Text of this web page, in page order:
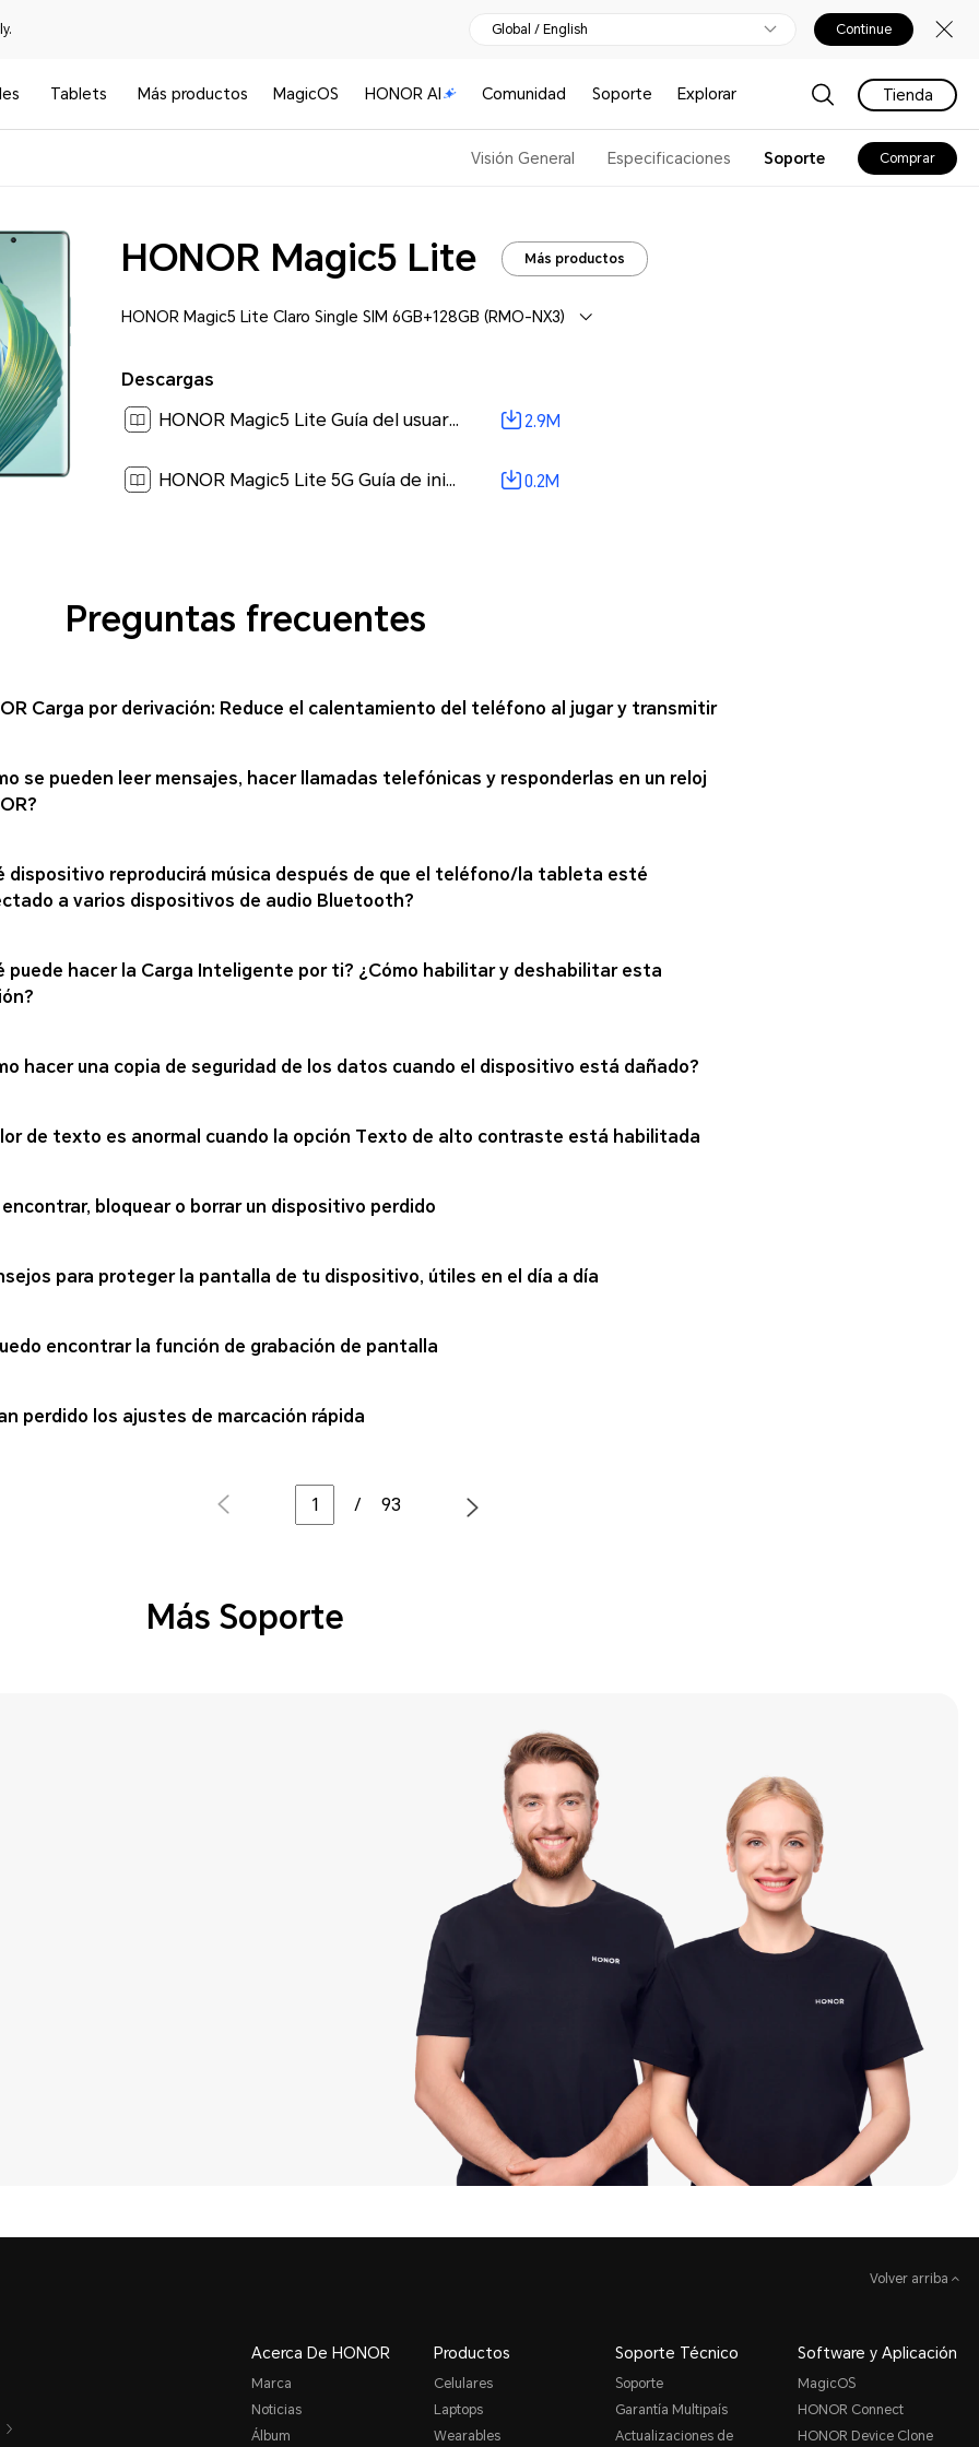
Global / English Continue
Tablets Más productos MagicOS HONOR AI Comunidad Soporte Explorar Tienda
Visión General Especificaciones Soporte Comprar
HONOR Magic5 Lite Más productos
HONOR Magic5 Lite Claro Single SIM 6GB+128GB (RMO-NX3)
Descargas
HONOR Magic5 Lite Guía del usuario-(Magic UI 6.1_01,es-us)[ 2.9M ]
2.9M
HONOR Magic5 Lite 5G Guía de inicio rápido-(MagicUI 6.1_01,RMO-NX3,es-us)[ 0.2M ] 0.2M
Preguntas frecuentes
Carga por derivación: Reduce el calentamiento del teléfono al jugar y transmitir
se pueden leer mensajes, hacer llamadas telefónicas y responderlas en un reloj
dispositivo reproducirá música después de que el teléfono/la tableta esté
a varios dispositivos de audio Bluetooth?
puede hacer la Carga Inteligente por ti? ¿Cómo habilitar y deshabilitar esta
hacer una copia de seguridad de los datos cuando el dispositivo está dañado?
de texto es anormal cuando la opción Texto de alto contraste está habilitada
encontrar, bloquear o borrar un dispositivo perdido
para proteger la pantalla de tu dispositivo, útiles en el día a día
encontrar la función de grabación de pantalla
perdido los ajustes de marcación rápida
/ 93
Más Soporte
Volver arriba
Acerca De HONOR
Marca
Noticias
Álbum
Productos
Celulares
Laptops
Wearables
Soporte Técnico
Soporte
Garantía Multipaís
Actualizaciones de
Software y Aplicación
MagicOS
HONOR Connect
HONOR Device Clone